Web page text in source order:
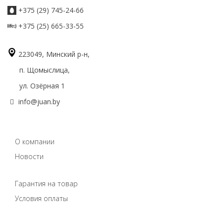
+375 (29) 745-24-66
+375 (25) 665-33-55
223049, Минский р-н,
п. Щомыслица,
ул. Озёрная 1
info@juan.by
О компании
Новости
Гарантия на товар
Условия оплаты